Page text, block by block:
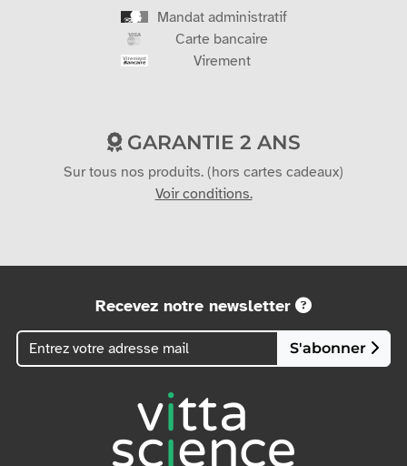
Mandat administratif
Carte bancaire
Virement
GARANTIE 2 ANS
Sur tous nos produits. (hors cartes cadeaux)
Voir conditions.
Recevez notre newsletter
S'abonner